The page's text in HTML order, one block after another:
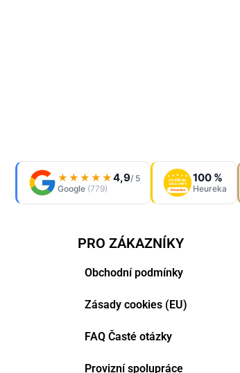
★★★★★4,9/ 5
Google (779)
OVĚŘENO
ZÁKAZNÍKY
Heureka
100 %
Heureka
PRO ZÁKAZNÍKY
Obchodní podmínky
Zásady cookies (EU)
FAQ Časté otázky
Provizní spolupráce